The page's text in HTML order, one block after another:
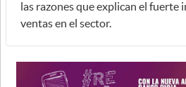
las razones que explican el fuerte
ventas en el sector.